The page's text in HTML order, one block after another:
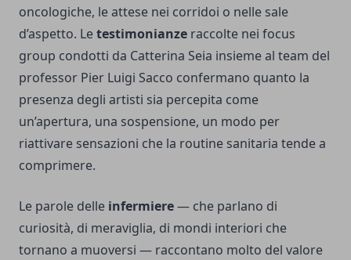
oncologiche, le attese nei corridoi o nelle sale
d’aspetto. Letestimonianze raccolte nei focus
group condotti da Catterina Seia insieme al team del
professor Pier Luigi Sacco confermano quanto la
presenza degli artisti sia percepita come
un’apertura, una sospensione, un modo per
riattivare sensazioni che la routine sanitaria tende a
comprimere.
Le parole delle infermiere— che parlano di
curiosità, di meraviglia, di mondi interiori che
tornano a muoversi — raccontano molto del valore